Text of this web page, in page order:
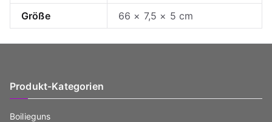
Größe 66 × 7,5 × 5 cm
Produkt-Kategorien
Boilieguns